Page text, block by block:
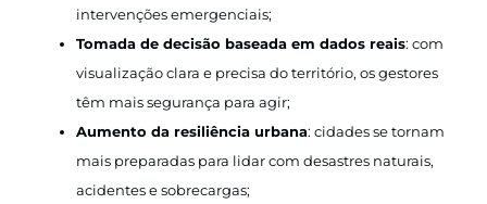
intervenções emergenciais;
Tomada de decisão baseada em dados reais: com
visualização clara e precisa do território, os gestores
têm mais segurança para agir;
Aumento da resiliência urbana: cidades se tornam
mais preparadas para lidar com desastres naturais,
acidentes e sobrecargas;